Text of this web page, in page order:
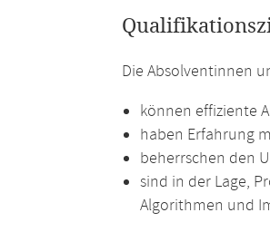
Die Absolventinnen
können effiziente
haben Erfahrung
beherrschen den
sind in der Lage,
Algorithmen und